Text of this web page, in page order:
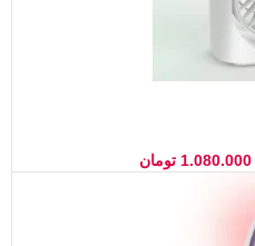
1.080.000 تومان